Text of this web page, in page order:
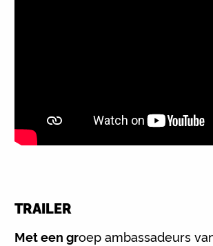
TRAILER
Met een groep ambassadeurs